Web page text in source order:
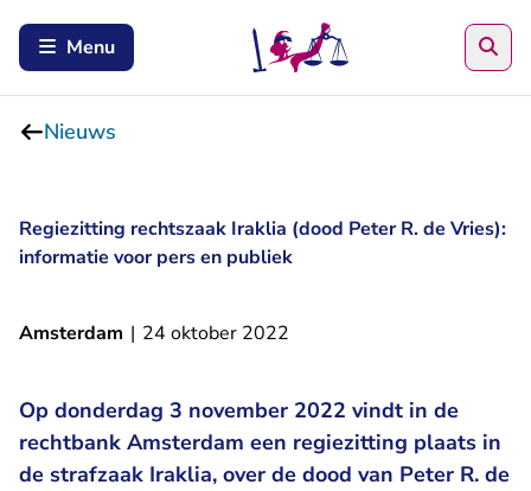
Menu
Nieuws
Regiezitting rechtszaak Iraklia (dood Peter R. de Vries):
informatie voor pers en publiek
Amsterdam | 24 oktober 2022
Op donderdag 3 november 2022 vindt in de
rechtbank Amsterdam een regiezitting plaats in
de strafzaak Iraklia, over de dood van Peter R. de